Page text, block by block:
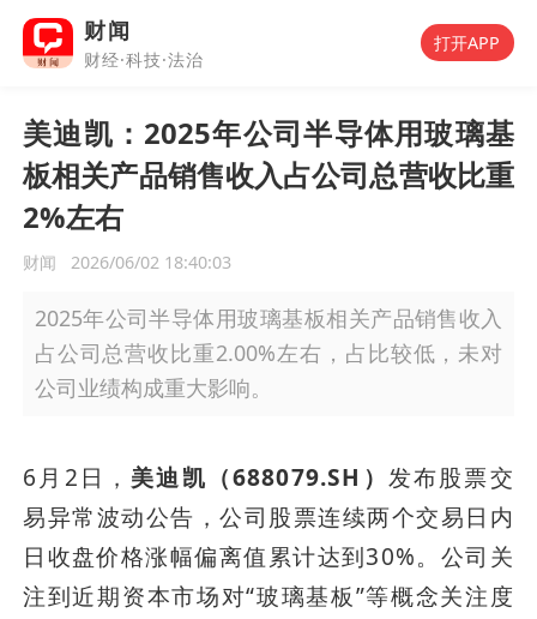
财闻
财经·科技·法治
打开APP
美迪凯：2025年公司半导体用玻璃基
板相关产品销售收入占公司总营收比重
2%左右
财闻 2026/06/02 18:40:03
2025年公司半导体用玻璃基板相关产品销售收入
占公司总营收比重2.00%左右，占比较低，未对
公司业绩构成重大影响。
6月2日， 美迪凯（688079.SH） 发布股票交
易异常波动公告，公司股票连续两个交易日内
日收盘价格涨幅偏离值累计达到30%。公司关
注到近期资本市场对“玻璃基板”等概念关注度